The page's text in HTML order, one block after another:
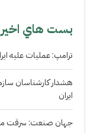
بست هاي اخير
ترامپ: عملیات علیه
هشدار کارشناسان
ایران
جهان صنعت: سرقت